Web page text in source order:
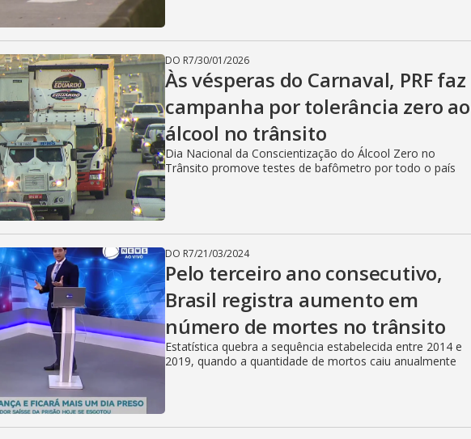
DO R7/30/01/2026
Às vésperas do Carnaval, PRF faz
campanha por tolerância zero ao
álcool no trânsito
Dia Nacional da Conscientização do Álcool Zero no
Trânsito promove testes de bafômetro por todo o país
DO R7/21/03/2024
Pelo terceiro ano consecutivo,
Brasil registra aumento em
número de mortes no trânsito
Estatística quebra a sequência estabelecida entre 2014 e
2019, quando a quantidade de mortos caiu anualmente